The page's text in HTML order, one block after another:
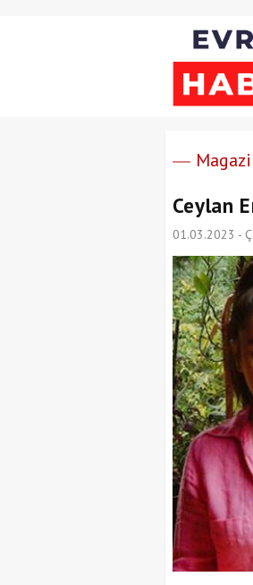
Ceylan
01.03.2023 -